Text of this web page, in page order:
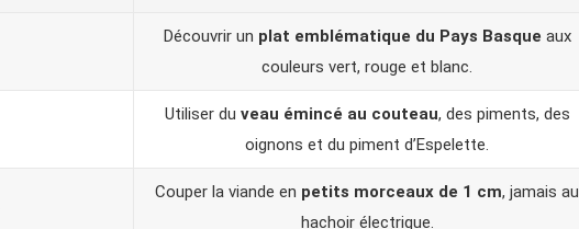
Découvrir un plat emblématique du Pays Basque aux
couleurs vert, rouge et blanc.
Utiliser du veau émincé au couteau, des piments, des
oignons et du piment d’Espelette.
Couper la viande en petits morceaux de 1 cm, jamais au
hachoir électrique.